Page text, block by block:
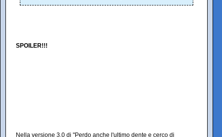
SPOILER!!!
Nella versione 3.0 di "Perdo anche l'ultimo dente e cerco di